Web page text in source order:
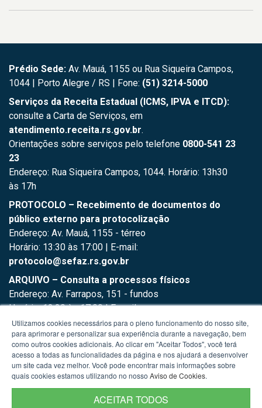
Prédio Sede: Av. Mauá, 1155 ou Rua Siqueira Campos,
1044 | Porto Alegre / RS | Fone: (51) 3214-5000
Serviços da Receita Estadual (ICMS, IPVA e ITCD):
consulte a Carta de Serviços, em
atendimento.receita.rs.gov.br.
Orientações sobre serviços pelo telefone 0800-541 23
23
Endereço: Rua Siqueira Campos, 1044. Horário: 13h30
às 17h
PROTOCOLO – Recebimento de documentos do
público externo para protocolização
Endereço: Av. Mauá, 1155 - térreo
Horário: 13:30 às 17:00 | E-mail:
protocolo@sefaz.rs.gov.br
ARQUIVO – Consulta a processos físicos
Endereço: Av. Farrapos, 151 - fundos
Horário: 13:30 às 17:00 | E-mail:
arquivo.supad@sefaz.rs.gov.br
Utilizamos cookies necessários para o pleno funcionamento do nosso site,
para aprimorar e personalizar sua experiência durante a navegação, bem
como outros cookies adicionais. Ao clicar em "Aceitar Todos", você terá
acesso a todas as funcionalidades da página e nos ajudará a desenvolver
um site cada vez melhor. Você pode encontrar mais informações sobre
quais cookies estamos utilizando no nosso Aviso de Cookies.
ACEITAR TODOS